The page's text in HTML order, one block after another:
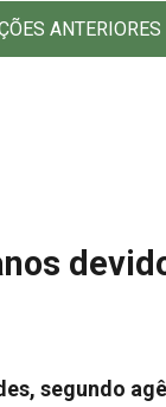
ANTERIORES
segundo